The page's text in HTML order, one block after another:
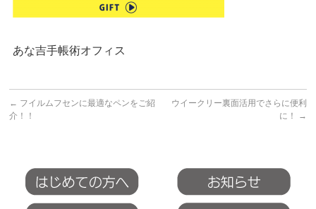
あな吉手帳術オフィス
← フイルムフセンに最適なペンをご紹
介！！
ウイークリー裏面活用でさらに便利
に！
→